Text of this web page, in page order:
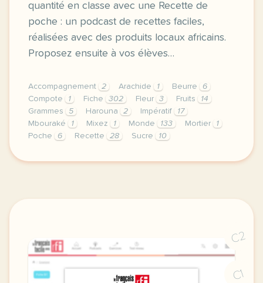
quantité en classe avec une Recette de
poche : un podcast de recettes faciles,
réalisées avec des produits locaux africains.
Proposez ensuite à vos élèves…
Accompagnement 2 Arachide 1 Beurre
6
Compote
1 Fiche 302 Fleur 3 Fruits
14
Grammes
5 Harouna 2 Impératif
17
Mbouraké
1 Mixez 1 Monde 133 Mortier
1
Poche
6 Recette 28 Sucre 10
fiche a2 travaillez la grammaire avec une recette
C2
C1